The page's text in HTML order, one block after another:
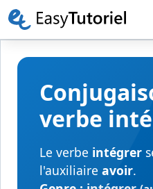
verbe
Le verbe intégrer
l'auxiliaire avoir.